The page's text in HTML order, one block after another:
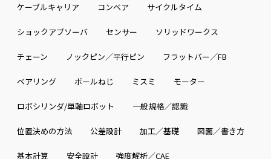
ケーブルキャリア コンベア サイクルタイム
ショックアブソーバ センサー ソリッドワークス
チェーン ノックピン／平行ピン フラットバー／FB
ベアリング ボールねじ ミスミ モーター
ロボシリンダ/単軸ロボット 一般規格／認識
位置決めの方法 公差設計 加工／基礎 図面／書き方
基本計算 安全設計 強度解析／CAE